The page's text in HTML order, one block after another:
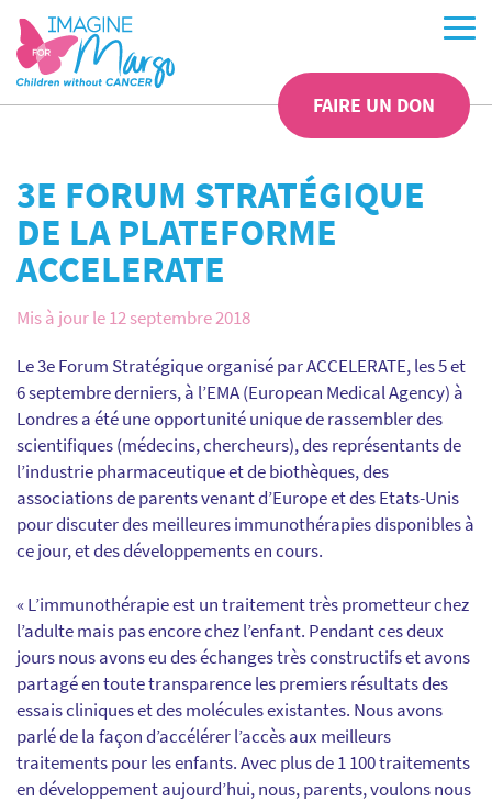
FAIRE UN DON
3E FORUM STRATÉGIQUE
DE LA PLATEFORME
ACCELERATE
Mis à jour le 12 septembre 2018
Le 3e Forum Stratégique organisé par ACCELERATE, les 5 et
6 septembre derniers, à l’EMA (European Medical Agency) à
Londres a été une opportunité unique de rassembler des
scientifiques (médecins, chercheurs), des représentants de
l’industrie pharmaceutique et de biothèques, des
associations de parents venant d’Europe et des Etats-Unis
pour discuter des meilleures immunothérapies disponibles à
ce jour, et des développements en cours.
« L’immunothérapie est un traitement très prometteur chez
l’adulte mais pas encore chez l’enfant. Pendant ces deux
jours nous avons eu des échanges très constructifs et avons
partagé en toute transparence les premiers résultats des
essais cliniques et des molécules existantes. Nous avons
parlé de la façon d’accélérer l’accès aux meilleurs
traitements pour les enfants. Avec plus de 1 100 traitements
en développement aujourd’hui, nous, parents, voulons nous